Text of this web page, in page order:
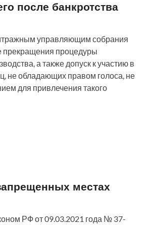
после банкротства
управляющим собрания
прекращения процедуры
а также допуск к участию в
не обладающих правом голоса, не
для привлечения такого
местах
РФ от 09.03.2021 года № 37-